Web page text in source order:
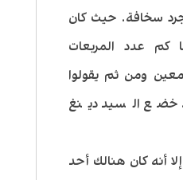
سخافة. حيث كان
كم عدد المربعات
ومن ثم يقولوا
خضع السيد دينغ
أنه كان هنالك أحد